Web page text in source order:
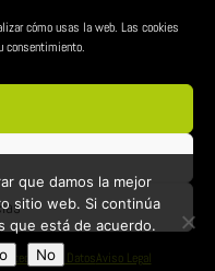
cómo usas la web. Las cookies
consentimiento.
de DatosAviso Legal
que damos la mejor
sitio web. Si continúa
que está de acuerdo.
No